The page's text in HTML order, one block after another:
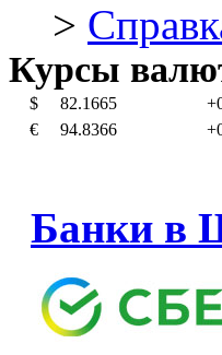
>
Курсы
$ 82.1665
€
94.8366
Банки в